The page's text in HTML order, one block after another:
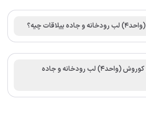
موقعیت مکانی چوبی کوروش (واحد4) لب رودخانه و جاده